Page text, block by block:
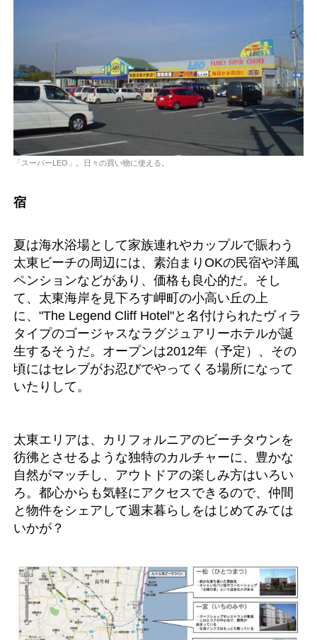
「スーパーLEO」。日々の買い物に使える。
宿
夏は海水浴場として家族連れやカップルで賑わう
太東ビーチの周辺には、素泊まりOKの民宿や洋風
ペンションなどがあり、価格も良心的だ。そし
て、太東海岸を見下ろす岬町の小高い丘の上
に、"The Legend Cliff Hotel"と名付けられたヴィラ
タイプのゴージャスなラグジュアリーホテルが誕
生するそうだ。オープンは2012年（予定）、その
頃にはセレブがお忍びでやってくる場所になって
いたりして。
太東エリアは、カリフォルニアのビーチタウンを
彷彿とさせるような独特のカルチャーに、豊かな
自然がマッチし、アウトドアの楽しみ方はいろい
ろ。都心からも気軽にアクセスできるので、仲間
と物件をシェアして週末暮らしをはじめてみては
いかが？